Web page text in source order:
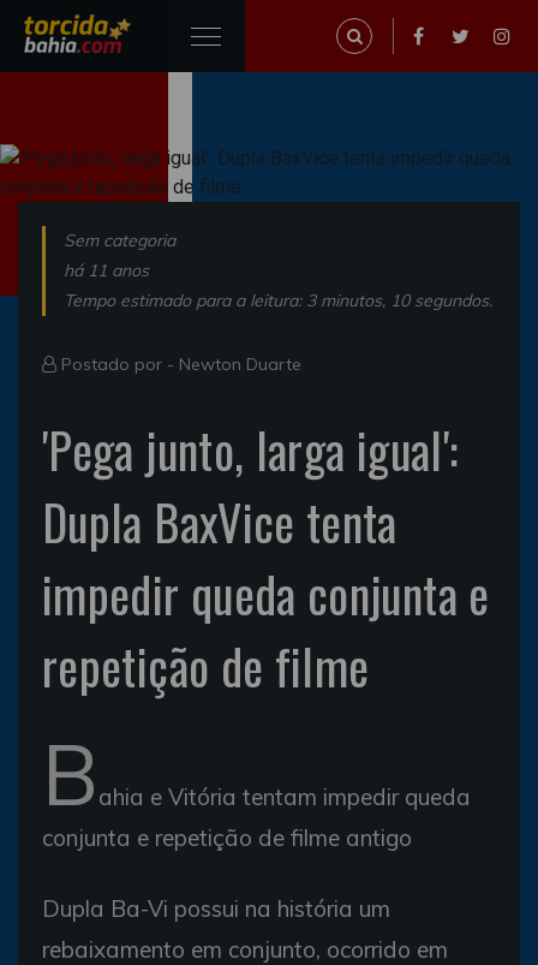
Sem categoria
há 11 anos
Tempo estimado para a leitura: 3 minutos, 10 segundos.
Postado por - Newton Duarte
'Pega junto, larga igual':
Dupla BaxVice tenta
impedir queda conjunta e
repetição de filme
B ahia e Vitória tentam impedir queda
conjunta e repetição de filme antigo
Dupla Ba-Vi possui na história um
rebaixamento em conjunto, ocorrido em